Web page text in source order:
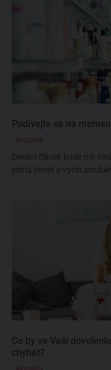
Podívejte se na
Aktuality
Dnešní článek bude mít
jedná téměř o výčet
Co by ve Vaší
chybět?